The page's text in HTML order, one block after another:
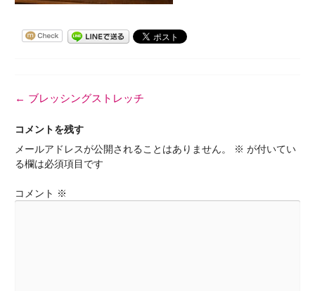
投
ナ
ビ
ゲ
シ
ョ
← ブレッシングストレッチ
コメントを残す
メールアドレスが公開されることはありません。
※ が付いてい
る欄は必須項目です
コメント ※